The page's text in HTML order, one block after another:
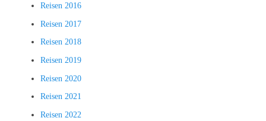
Reisen 2016
Reisen 2017
Reisen 2018
Reisen 2019
Reisen 2020
Reisen 2021
Reisen 2022